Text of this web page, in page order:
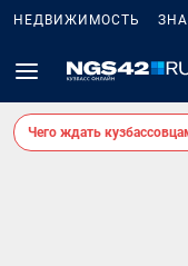
НЕДВИЖИМОСТЬ
Чего ждать